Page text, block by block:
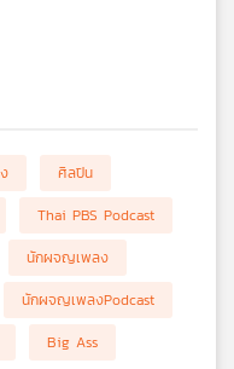
ศิลปิน
Thai PBS Podcast
นักผจญเพลง
นักผจญเพลงPodcast
Big Ass